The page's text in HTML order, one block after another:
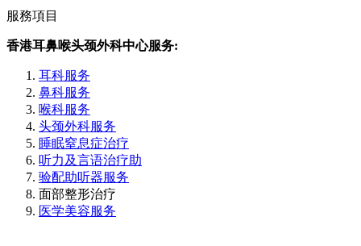
服務項目
香港耳鼻喉头颈外科中心服务:
耳科服务
鼻科服务
喉科服务
头颈外科服务
睡眠窒息症治疗
听力及言语治疗助
验配助听器服务
面部整形治疗
医学美容服务